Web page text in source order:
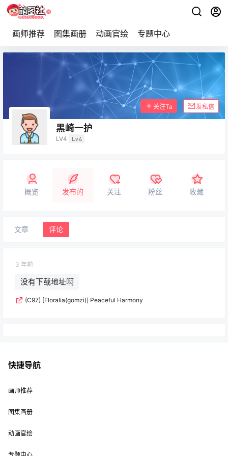
画师推荐 图集画册 动画官绘 专题中心
黑崎一护
LV4 Lv4
关注Ta 发私信
概览 发布的 关注 粉丝 收藏
文章 评论
3 年前
没有下载地址啊
(C97) [Floralia(gomzi)] Peaceful Harmony
快捷导航
画师推荐
图集画册
动画官绘